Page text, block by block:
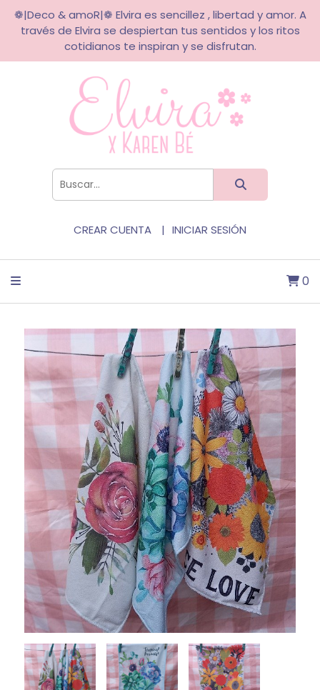
❁|Deco & amoR|❁ Elvira es sencillez , libertad y amor. A
través de Elvira se despiertan tus sentidos y los ritos
cotidianos te inspiran y se disfrutan.
CREAR CUENTA INICIAR SESIÓN
0